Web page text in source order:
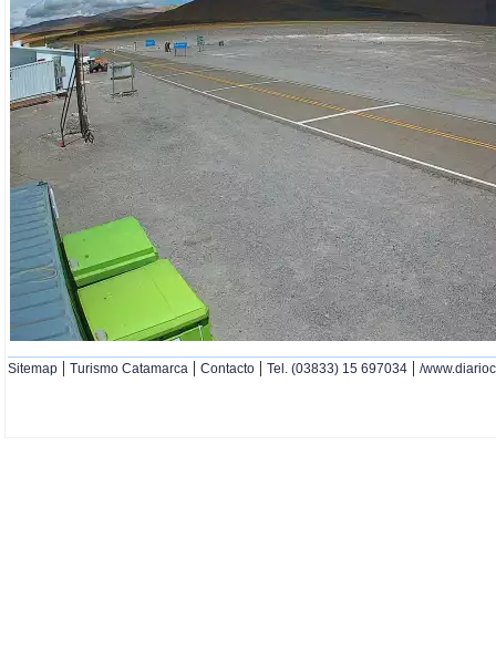
Sitemap | Turismo Catamarca | Contacto | Tel. (03833) 15 697034 | /